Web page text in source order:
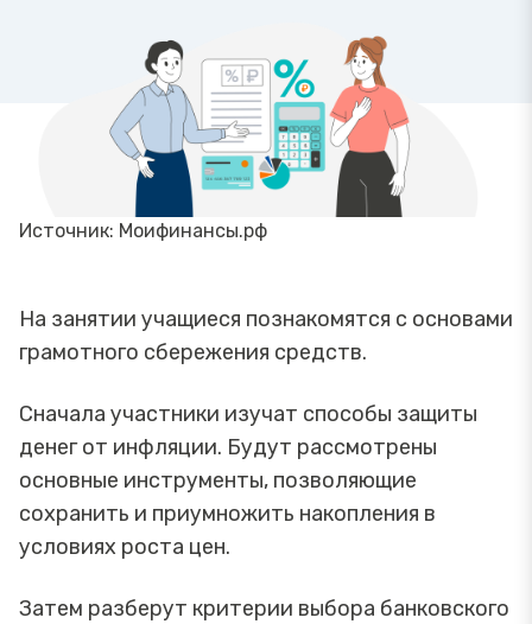
Источник: Моифинансы.рф
На занятии учащиеся познакомятся с основами
грамотного сбережения средств.
Сначала участники изучат способы защиты
денег от инфляции. Будут рассмотрены
основные инструменты, позволяющие
сохранить и приумножить накопления в
условиях роста цен.
Затем разберут критерии выбора банковского